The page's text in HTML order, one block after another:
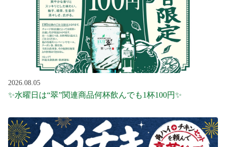
2026.08.05
✨水曜日は“翠”関連商品何杯飲んでも1杯100円✨